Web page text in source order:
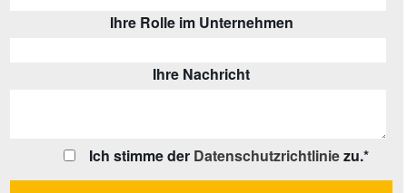
Ihre Rolle im Unternehmen
Ihre Nachricht
Ich stimme der Datenschutzrichtliniezu.*